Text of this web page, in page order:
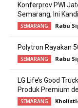
Konferprov PWI
Semarang, Ini
SEMARANG Rabu
Polytron Rayakan
SEMARANG Rabu
LG Life’s Good
Produk Premium
SEMARANG